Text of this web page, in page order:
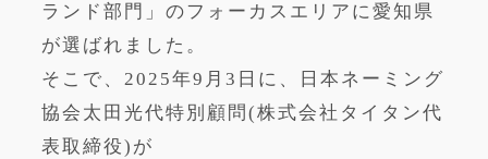
ランド部門」のフォーカスエリアに愛知県
が選ばれました。
そこで、2025年9月3日に、日本ネーミング
協会太田光代特別顧問(株式会社タイタン代
表取締役)が